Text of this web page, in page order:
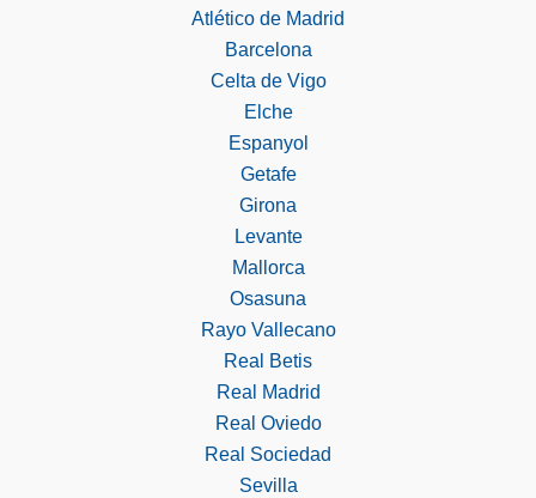
Atlético de Madrid
Barcelona
Celta de Vigo
Elche
Espanyol
Getafe
Girona
Levante
Mallorca
Osasuna
Rayo Vallecano
Real Betis
Real Madrid
Real Oviedo
Real Sociedad
Sevilla